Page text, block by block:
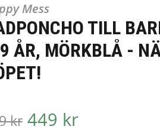
Mess
TILL
ÅR, MÖRKBLÅ -
kr449 kr